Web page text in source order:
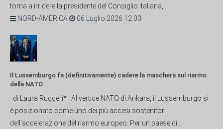
torna a irridere la presidente del Consiglio italiana,...
NORD-AMERICA
06 Luglio 2026 12:00
Il Lussemburgo fa (definitivamente) cadere la maschera sul riarmo
della NATO
di Laura Ruggeri* Al vertice NATO di Ankara, il Lussemburgo si
è posizionato come uno dei più accesi sostenitori
dell'accelerazione del riarmo europeo. Per un paese di...